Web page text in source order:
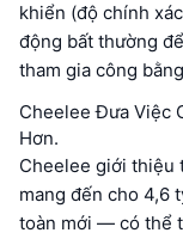
khiển (độ chính
động bất thường
tham gia công
Cheelee Đưa Việc
Hơn.
Cheelee giới thiệu
mang đến cho 4,6
toàn mới — có thể